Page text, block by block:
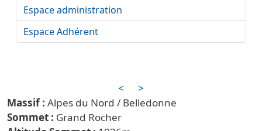
<
>
Alpes du Nord / Belledonne
Grand Rocher
Espace administration
Espace Adhérent